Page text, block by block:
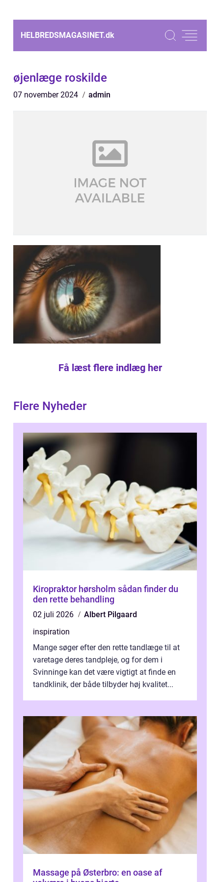
HELBREDSMAGASINET.dk
øjenlæge roskilde
07 november 2024 admin
Få læst flere indlæg her
Flere Nyheder
Kiropraktor hørsholm sådan finder du
den rette behandling
02 juli 2026
Albert Pilgaard
inspiration
Mange søger efter den rette tandlæge til at
varetage deres tandpleje, og for dem i
Svinninge kan det være vigtigt at finde en
tandklinik, der både tilbyder høj kvalitet...
Massage på Østerbro: en oase af